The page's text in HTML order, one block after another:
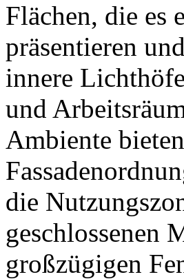
Flächen, die es
präsentieren
innere
und
Ambiente
die
geschlossenen
großzügigen